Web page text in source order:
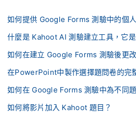
如何提供 Google Forms 測驗中的個
什麼是 Kahoot AI 測驗建立工具，它
如何在建立 Google Forms 測驗後更
在PowerPoint中製作選擇題問卷的完
如何在 Google Forms 測驗中為不同
如何將影片加入 Kahoot 題目？